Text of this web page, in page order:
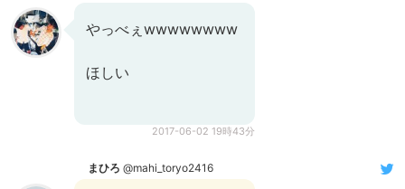
やっべぇwwwwwwww
ほしい
2017-06-02 19時43分
まひろ @mahi_toryo2416